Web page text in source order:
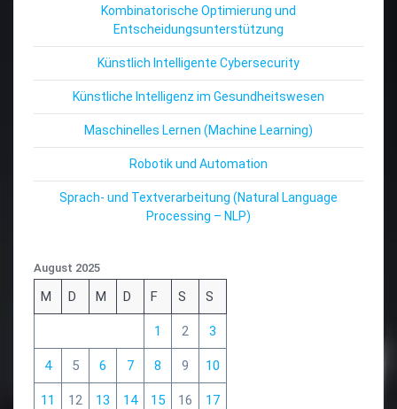
Kombinatorische Optimierung und
Entscheidungsunterstützung
Künstlich Intelligente Cybersecurity
Künstliche Intelligenz im Gesundheitswesen
Maschinelles Lernen (Machine Learning)
Robotik und Automation
Sprach- und Textverarbeitung (Natural Language
Processing – NLP)
August 2025
M D M D F S S
1 2 3
4 5 6 7 8 9 10
11 12 13 14 15 16 17